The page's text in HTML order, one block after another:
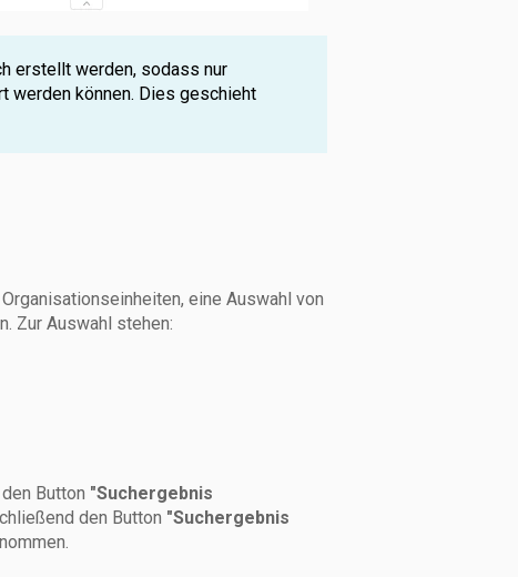
erstellt werden, sodass nur
werden können. Dies geschieht
Organisationseinheiten, eine Auswahl von
Zur Auswahl stehen:
Button "Suchergebnis
den Button "Suchergebnis